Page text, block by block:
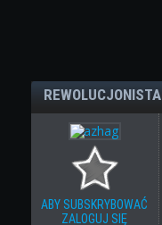
REWOLUCJONISTA
ABY SUBSKRYBOWAĆ
ZALOGUJ SIĘ